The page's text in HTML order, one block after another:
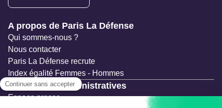
Navigation secondaire
A propos de Paris La Défense
Qui sommes-nous ?
Nous contacter
Paris La Défense recrute
Index égalité Femmes - Hommes
Ressources administratives
Espace presse